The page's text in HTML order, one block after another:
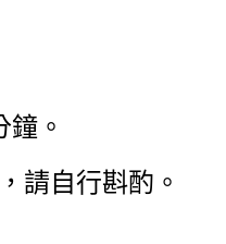
鐘。
請自行斟酌。